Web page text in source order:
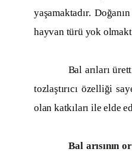
yaşamaktadır.
hayvan türü yok
Bal arıları
tozlaştırıcı özelliği
olan katkıları ile elde
Bal arısının